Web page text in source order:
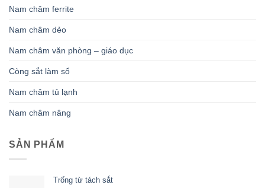
Nam châm ferrite
Nam châm dẻo
Nam châm văn phòng – giáo dục
Còng sắt làm sổ
Nam châm tủ lạnh
Nam châm nâng
SẢN PHẨM
Trống từ tách sắt